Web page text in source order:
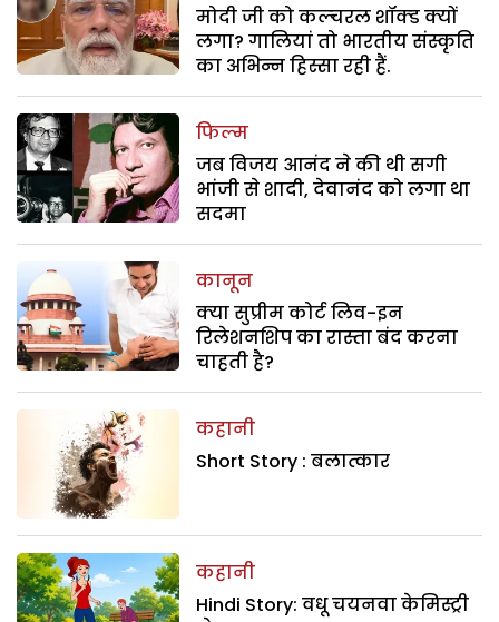
मोदी जी को कल्चरल शॉक्ड क्यों
लगा? गालियां तो भारतीय संस्कृति
का अभिन्न हिस्सा रही हैं.
फिल्म
जब विजय आनंद ने की थी सगी
भांजी से शादी, देवानंद को लगा था
सदमा
कानून
क्या सुप्रीम कोर्ट लिव-इन
रिलेशनशिप का रास्ता बंद करना
चाहती है?
कहानी
Short Story : बलात्कार
कहानी
Hindi Story: वधू चयनवा केमिस्ट्री